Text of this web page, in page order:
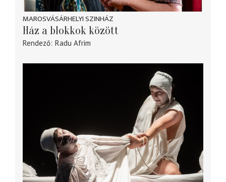
MAROSVÁSÁRHELYI SZINHÁZ
Ház a blokkok között
Rendező Radu Afrim